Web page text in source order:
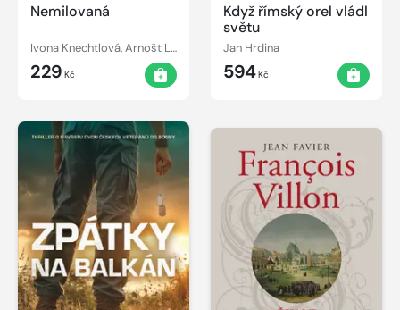
Nemilovaná
Ivona Knechtlová, Arnošt Lustig
229 Kč
Když římský orel vládl
světu
Jan Hrdina
594Kč